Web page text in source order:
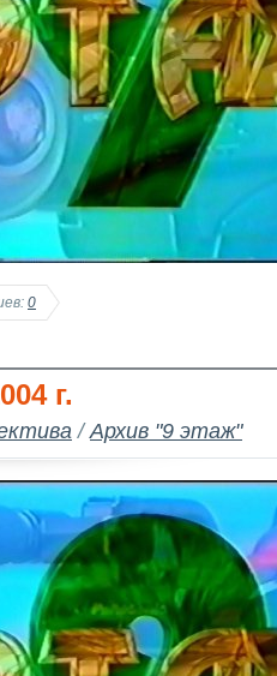
0
г.
/Архив "9 этаж"